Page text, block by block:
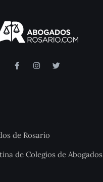
de Rosario
de Colegios de Abogados